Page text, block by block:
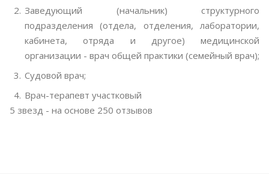
Заведующий (начальник) структурного
подразделения (отдела, отделения, лаборатории,
кабинета, отряда и другое) медицинской
организации - врач общей практики (семейный врач);
Судовой врач;
Врач-терапевт участковый
5 звезд - на основе 250 отзывов